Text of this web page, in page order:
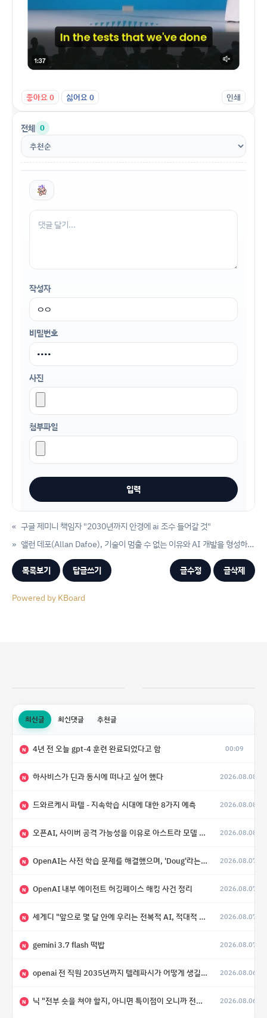
좋아요0 싫어요0 인쇄
전체 0
작성자
비밀번호
사진
첨부파일
« 구글 제미니 책임자 "2030년까지 안경에 ai 조수 들어갈 것"
앨런 데포(Allan Dafoe), 기술이 멈출 수 없는 이유와 AI 개발을 형성하는 방법
»
목록보기 답글쓰기 글수정 글삭제
Powered by KBoard
최신글 최신댓글 추천글
N 4년 전 오늘 gpt-4 훈련 완료되었다고 함 00:09
N 하사비스가 딘과 동시에 떠나고 싶어 했다 2026.08.08
N 드와르케시 파텔 - 지속학습 시대에 대한 8가지 예측 2026.08.08
N 오픈AI, 사이버 공격 가능성을 이유로 아스트라 모델 출시 연기 2026.08.08
N OpenAI는 사전 학습 문제를 해결했으며, 'Doug'라는 코드명을 가진 훨씬 더 큰 모델을 활발히 개발 중 2026.08.07
N OpenAI 내부 에이전트 허깅페이스 해킹 사건 정리 2026.08.07
N 세게디 "앞으로 몇 달 안에 우리는 전복적 AI, 적대적 AI 둘 다 보게 될 것" 2026.08.07
N gemini 3.7 flash 떡밥 2026.08.07
N openai 전 직원 2035년까지 텔레파시가 어떻게 생길 수 있는지 2026.08.06
N 닉 "전부 숏을 쳐야 할지, 아니면 특이점이 오니까 전부 롱을 쳐야 할지 모르겠다.” 2026.08.06